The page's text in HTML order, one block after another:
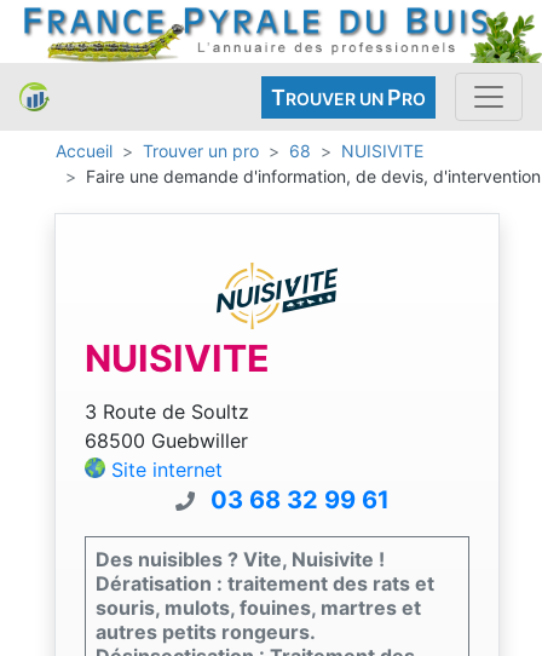
TROUVER UN PRO
Accueil Trouver un pro 68
NUISIVITE
Faire une demande d'information, de devis, d'intervention
NUISIVITE
3 Route de Soultz
68500 Guebwiller
Site internet
03 68 32 99 61
Des nuisibles ? Vite, Nuisivite !
Dératisation : traitement des rats et
souris, mulots, fouines, martres et
autres petits rongeurs.